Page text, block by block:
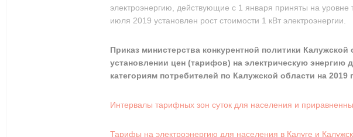
электроэнергию, действующие с 1 января приняты на уровне
июля 2019 установлен рост стоимости 1 кВт электроэнергии.
Приказ министерства конкурентной политики
установлении цен (тарифов) на электрическую энергию
категориям потребителей по Калужской области на 2019
Интервалы тарифных зон суток для населения и
Тарифы на электроэнергию для населения в Калуге и